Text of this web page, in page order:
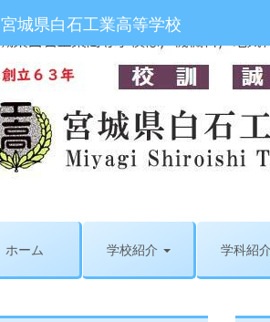
宮城県白石工業高等学校
ホーム 学校紹介 学科紹介